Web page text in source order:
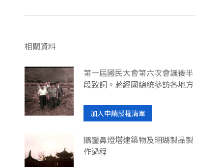
相關資料
第一屆國民大會第六次會議後半
段致詞。蔣經國總統參訪各地方
加入申請授權清單
鵝鑾鼻燈塔建築物及珊瑚製品製
作過程